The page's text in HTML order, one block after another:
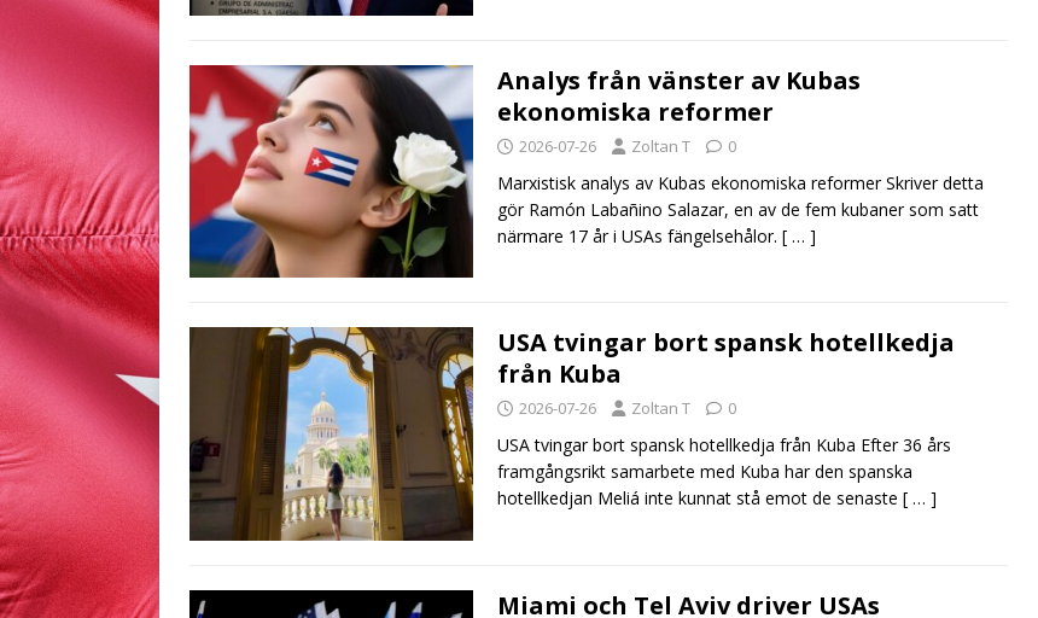
Analys från vänster av Kubas
ekonomiska reformer
2026-07-26 Zoltan T 0
Marxistisk analys av Kubas ekonomiska reformer Skriver detta
gör Ramón Labañino Salazar, en av de fem kubaner som satt
närmare 17 år i USAs fängelsehålor. [ … ]
USA tvingar bort spansk hotellkedja
från Kuba
2026-07-26 Zoltan T 0
USA tvingar bort spansk hotellkedja från Kuba Efter 36 års
framgångsrikt samarbete med Kuba har den spanska
hotellkedjan Meliá inte kunnat stå emot de senaste [ … ]
Miami och Tel Aviv driver USAs